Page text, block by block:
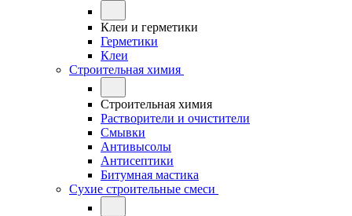
Клеи и герметики
Герметики
Клеи
Строительная химия
Строительная химия
Растворители и очистители
Смывки
Антивысолы
Антисептики
Битумная мастика
Сухие строительные смеси